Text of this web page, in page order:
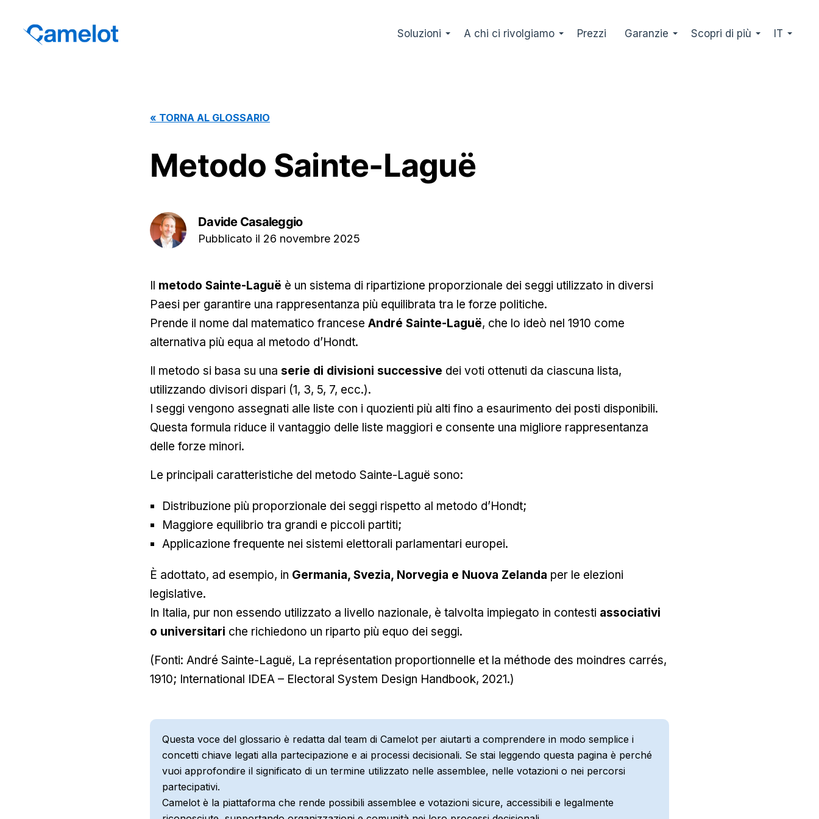
Soluzioni A chi ci rivolgiamo Prezzi Garanzie Scopri di più IT
« TORNA AL GLOSSARIO
Metodo Sainte-Laguë
Davide Casaleggio
Pubblicato il 26 novembre 2025
Il metodo Sainte-Laguë è un sistema di ripartizione proporzionale dei seggi utilizzato in diversi
Paesi per garantire una rappresentanza più equilibrata tra le forze politiche.
Prende il nome dal matematico franceseAndré Sainte-Laguë, che lo ideò nel 1910 come
alternativa più equa al metodo d’Hondt.
Il metodo si basa su una serie di divisioni successive dei voti ottenuti da ciascuna lista,
utilizzando divisori dispari (1, 3, 5, 7, ecc.).
I seggi vengono assegnati alle liste con i quozienti più alti fino a esaurimento dei posti disponibili.
Questa formula riduce il vantaggio delle liste maggiori e consente una migliore rappresentanza
delle forze minori.
Le principali caratteristiche del metodo Sainte-Laguë sono:
Distribuzione più proporzionale dei seggi rispetto al metodo d’Hondt;
Maggiore equilibrio tra grandi e piccoli partiti;
Applicazione frequente nei sistemi elettorali parlamentari europei.
È adottato, ad esempio, in Germania, Svezia, Norvegia e Nuova Zelanda per le elezioni
legislative.
In Italia, pur non essendo utilizzato a livello nazionale, è talvolta impiegato in contesti associativi
o universitari che richiedono un riparto più equo dei seggi.
(Fonti: André Sainte-Laguë, La représentation proportionnelle et la méthode des moindres carrés,
1910; International IDEA – Electoral System Design Handbook, 2021.)
Questa voce del glossario è redatta dal team di Camelot per aiutarti a comprendere in modo semplice i
concetti chiave legati alla partecipazione e ai processi decisionali. Se stai leggendo questa pagina è perché
vuoi approfondire il significato di un termine utilizzato nelle assemblee, nelle votazioni o nei percorsi
partecipativi.
Camelot è la piattaforma che rende possibili assemblee e votazioni sicure, accessibili e legalmente